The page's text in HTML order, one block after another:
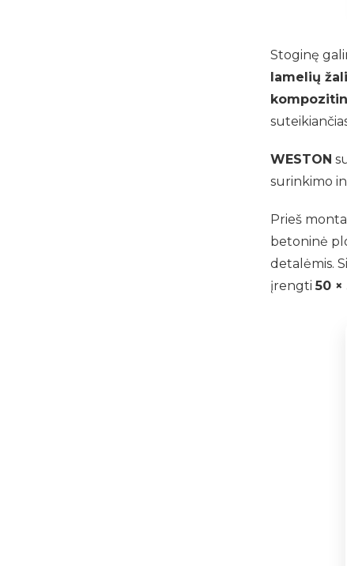
Stoginę
lamelių
WESTON
surinkimo
Prieš
betoninė
detalėmis.
įrengti50 ×